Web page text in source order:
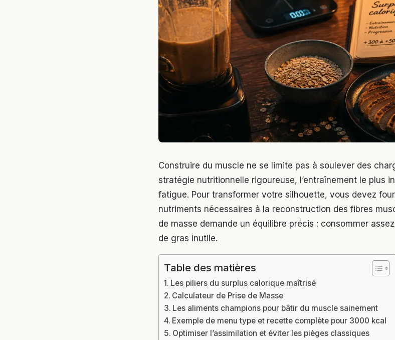
Construire du muscle ne se limite pas à soulever des
stratégie nutritionnelle rigoureuse, l’entraînement le plus
fatigue. Pour transformer votre silhouette, vous devez
nutriments nécessaires à la reconstruction des fibres
de masse demande un équilibre précis : consommer
de gras inutile.
Table des matières
Les piliers du surplus calorique maîtrisé
Calculateur de Prise de Masse
Les aliments champions pour bâtir du muscle sainement
Exemple de menu type et recette complète pour 3000 kcal
Optimiser l’assimilation et éviter les pièges classiques